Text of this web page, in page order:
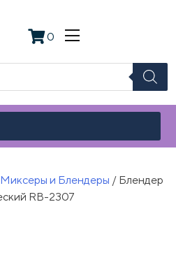
0
Миксеры и Блендеры / Блендер
RB-2307